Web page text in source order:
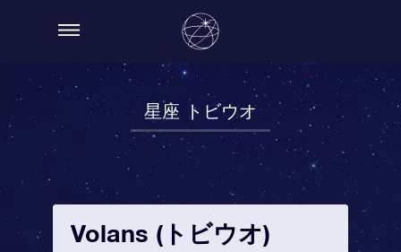
星座 トビウオ
Volans (トビウオ)